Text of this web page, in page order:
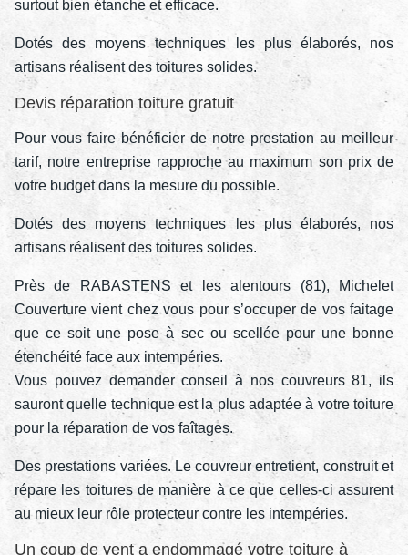
surtout bien étanche et efficace.
Dotés des moyens techniques les plus élaborés, nos
artisans réalisent des toitures solides.
Devis réparation toiture gratuit
Pour vous faire bénéficier de notre prestation au meilleur
tarif, notre entreprise rapproche au maximum son prix de
votre budget dans la mesure du possible.
Dotés des moyens techniques les plus élaborés, nos
artisans réalisent des toitures solides.
Près de RABASTENS et les alentours (81), Michelet
Couverture vient chez vous pour s’occuper de vos faitage
que ce soit une pose à sec ou scellée pour une bonne
étenchéité face aux intempéries.
Vous pouvez demander conseil à nos couvreurs 81, ils
sauront quelle technique est la plus adaptée à votre toiture
pour la réparation de vos faîtages.
Des prestations variées. Le couvreur entretient, construit et
répare les toitures de manière à ce que celles-ci assurent
au mieux leur rôle protecteur contre les intempéries.
Un coup de vent a endommagé votre toiture à